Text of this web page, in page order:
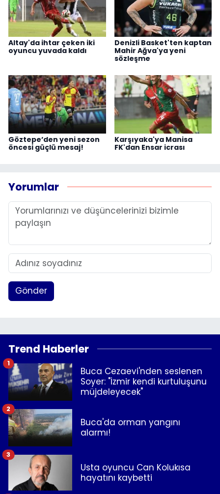
Altay'da ihtar çeken iki
oyuncu yuvada kaldı
Denizli Basket'ten kaptan
Mahir Ağva'ya yeni
sözleşme
Göztepe’den yeni sezon
öncesi güçlü mesaj!
Karşıyaka'ya Manisa
FK'dan Ensar icrası
Yorumlar
Gönder
Trend Haberler
Buca Cezaevi'nden seslenen
Soyer: "İzmir kendi kurtuluşunu
müjdeleyecek"
1
Buca'da orman yangını
alarmı!
2
Usta oyuncu Can Kolukısa
hayatını kaybetti
3